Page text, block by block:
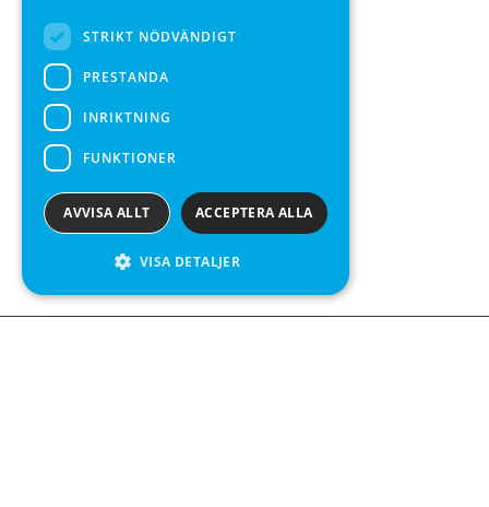
STRIKT NÖDVÄNDIGT
PRESTANDA
INRIKTNING
FUNKTIONER
ACCEPTERA ALLA
AVVISA ALLT
VISA DETALJER